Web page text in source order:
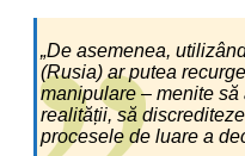
„De asemenea,
(Rusia) ar putea
manipulare – menite
realității, să
procesele de luare a